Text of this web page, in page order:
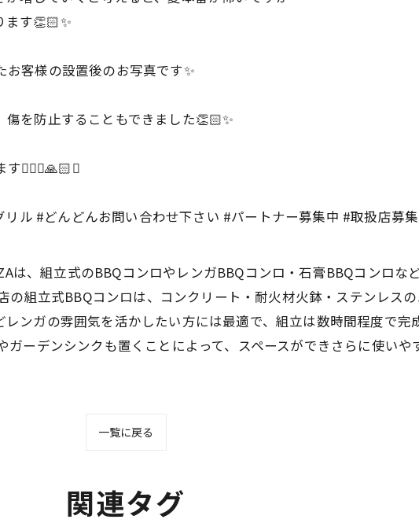
す👏🏻✨
客様の設置後のお写真です✨
を防止することもできました👏🏻✨
🙇🏻‍♀️🙏🏻✨
ル #どんどんお問い合わせ下さい #パートナー募集中 #取扱店募
は、組立式のBBQコンロやレンガBBQコンロ・石膏BBQコンロな
の組立式BBQコンロは、コンクリート・耐火材火鉢・ステンレス
ンガの雰囲気を活かしたい方には最適で、組立は数時間程度で完
ーデンシンクも置くことによって、スペースができさらに使いや
一覧に戻る
関連タグ